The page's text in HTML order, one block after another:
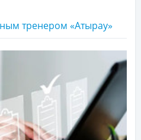
тренером «Атырау»